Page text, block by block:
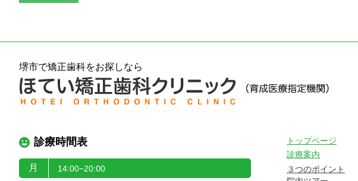
堺市で矯正歯科をお探しなら
診療時間表
月 14:00−20:00
トップページ
診療案内
３つのポイント